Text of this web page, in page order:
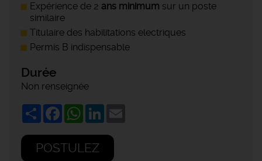
Expérience de 2 ans minimum sur un poste
similaire
Titulaire des habilitations electriques
Permis B indispensable
Durée
Non renseignée
ShareFacebookWhatsApp
LinkedIn
POSTULEZ